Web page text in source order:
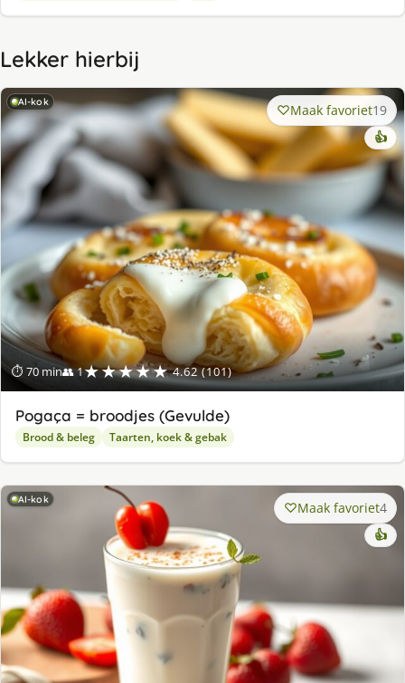
Lekker hierbij
AI-kok
⏱ 70 min👥 1★★★★★ 4.62 (101)
Maak favoriet19
👍
Pogaça = broodjes (Gevulde)
Brood & beleg Taarten, koek & gebak
AI-kok Maak favoriet4
👍